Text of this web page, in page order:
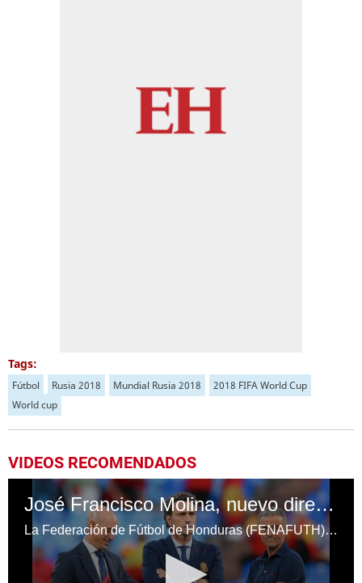
Tags:
Fútbol Rusia 2018 Mundial Rusia 2018
2018 FIFA World Cup
World cup
VIDEOS RECOMENDADOS
José Francisco Molina, nuevo director técnico de la Selección de Honduras
La Federación de Fútbol de Honduras (FENAFUTH) ha nombrado al español José Francisco Molina como nuevo director técnico de la Selección Nacional, con el objetivo de liderar el proceso clasificatorio hacia la Copa Mundial de la FIFA 2030.